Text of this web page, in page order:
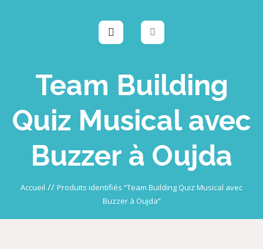
Team Building
Quiz Musical avec
Buzzer à Oujda
Accueil // Produits identifiés “Team Building Quiz Musical avec
Buzzer à Oujda”